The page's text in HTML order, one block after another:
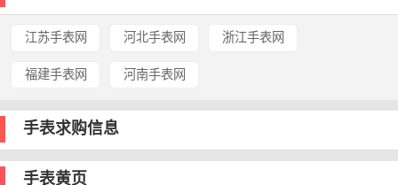
江苏手表网 河北手表网 浙江手表网
福建手表网 河南手表网
手表求购信息
手表黄页